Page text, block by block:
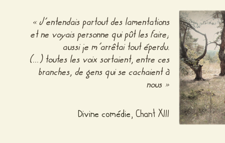
« J’entendais partout des lamentations
et ne voyais personne qui pût les faire;
aussi je m’arrêtai tout éperdu.
(…) toutes les voix sortaient, entre ces
branches, de gens qui se cachaient à
nous »
Divine comédie, Chant XIII